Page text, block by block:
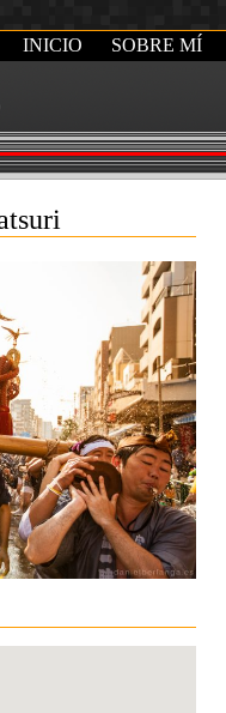
INICIO SOBRE MÍ